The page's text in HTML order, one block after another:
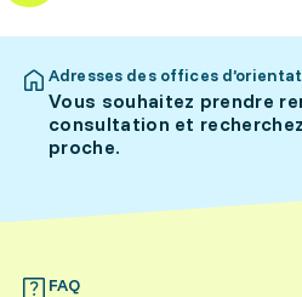
Adresses des offices
Vous souhaitez prendre
consultation et
proche.
FAQ